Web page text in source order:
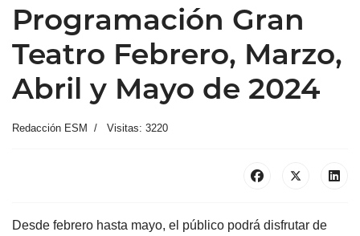
Programación Gran
Teatro Febrero, Marzo,
Abril y Mayo de 2024
Redacción ESM Visitas: 3220
Desde febrero hasta mayo, el público podrá disfrutar de